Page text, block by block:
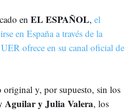
en EL ESPAÑOL, el
en España a través de la
ofrece en su canal oficial de
original y, por supuesto, sin los
Aguilar y Julia Valera, los